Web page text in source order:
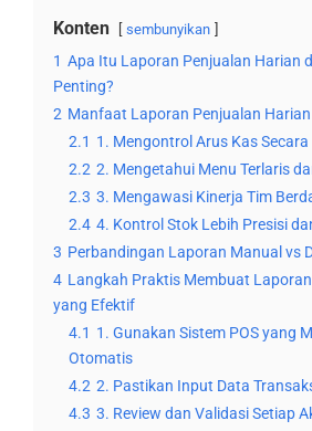
Konten sembunyikan
1 Apa Itu Laporan Penjualan Harian
Penting?
2 Manfaat Laporan Penjualan
2.1 1. Mengontrol Arus Kas Secara
2.2 2. Mengetahui Menu Terlaris
2.3 3. Mengawasi Kinerja Tim
2.4 4. Kontrol Stok Lebih Presisi
3 Perbandingan Laporan Manual vs
4 Langkah Praktis Membuat
yang Efektif
4.1 1. Gunakan Sistem POS yang
Otomatis
4.2 2. Pastikan Input Data
4.3 3. Review dan Validasi Setiap